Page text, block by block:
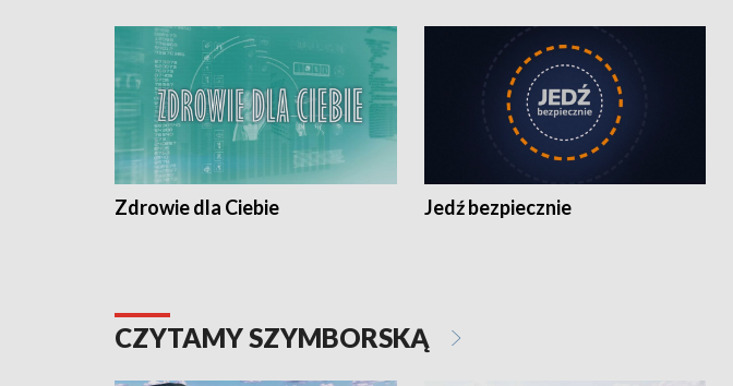
Zdrowie dla Ciebie Jedź bezpiecznie
CZYTAMY SZYMBORSKĄ